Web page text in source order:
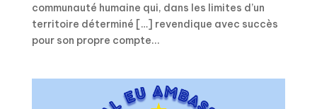
communauté humaine qui, dans les limites d’un
territoire déterminé […] revendique avec succès
pour son propre compte...